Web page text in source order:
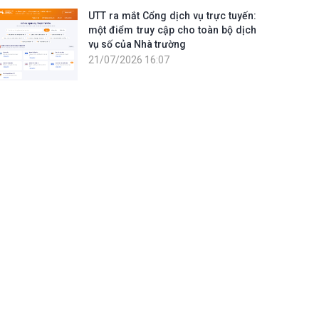
UTT ra mắt Cổng dịch vụ trực tuyến:
một điểm truy cập cho toàn bộ dịch
vụ số của Nhà trường
21/07/2026 16:07